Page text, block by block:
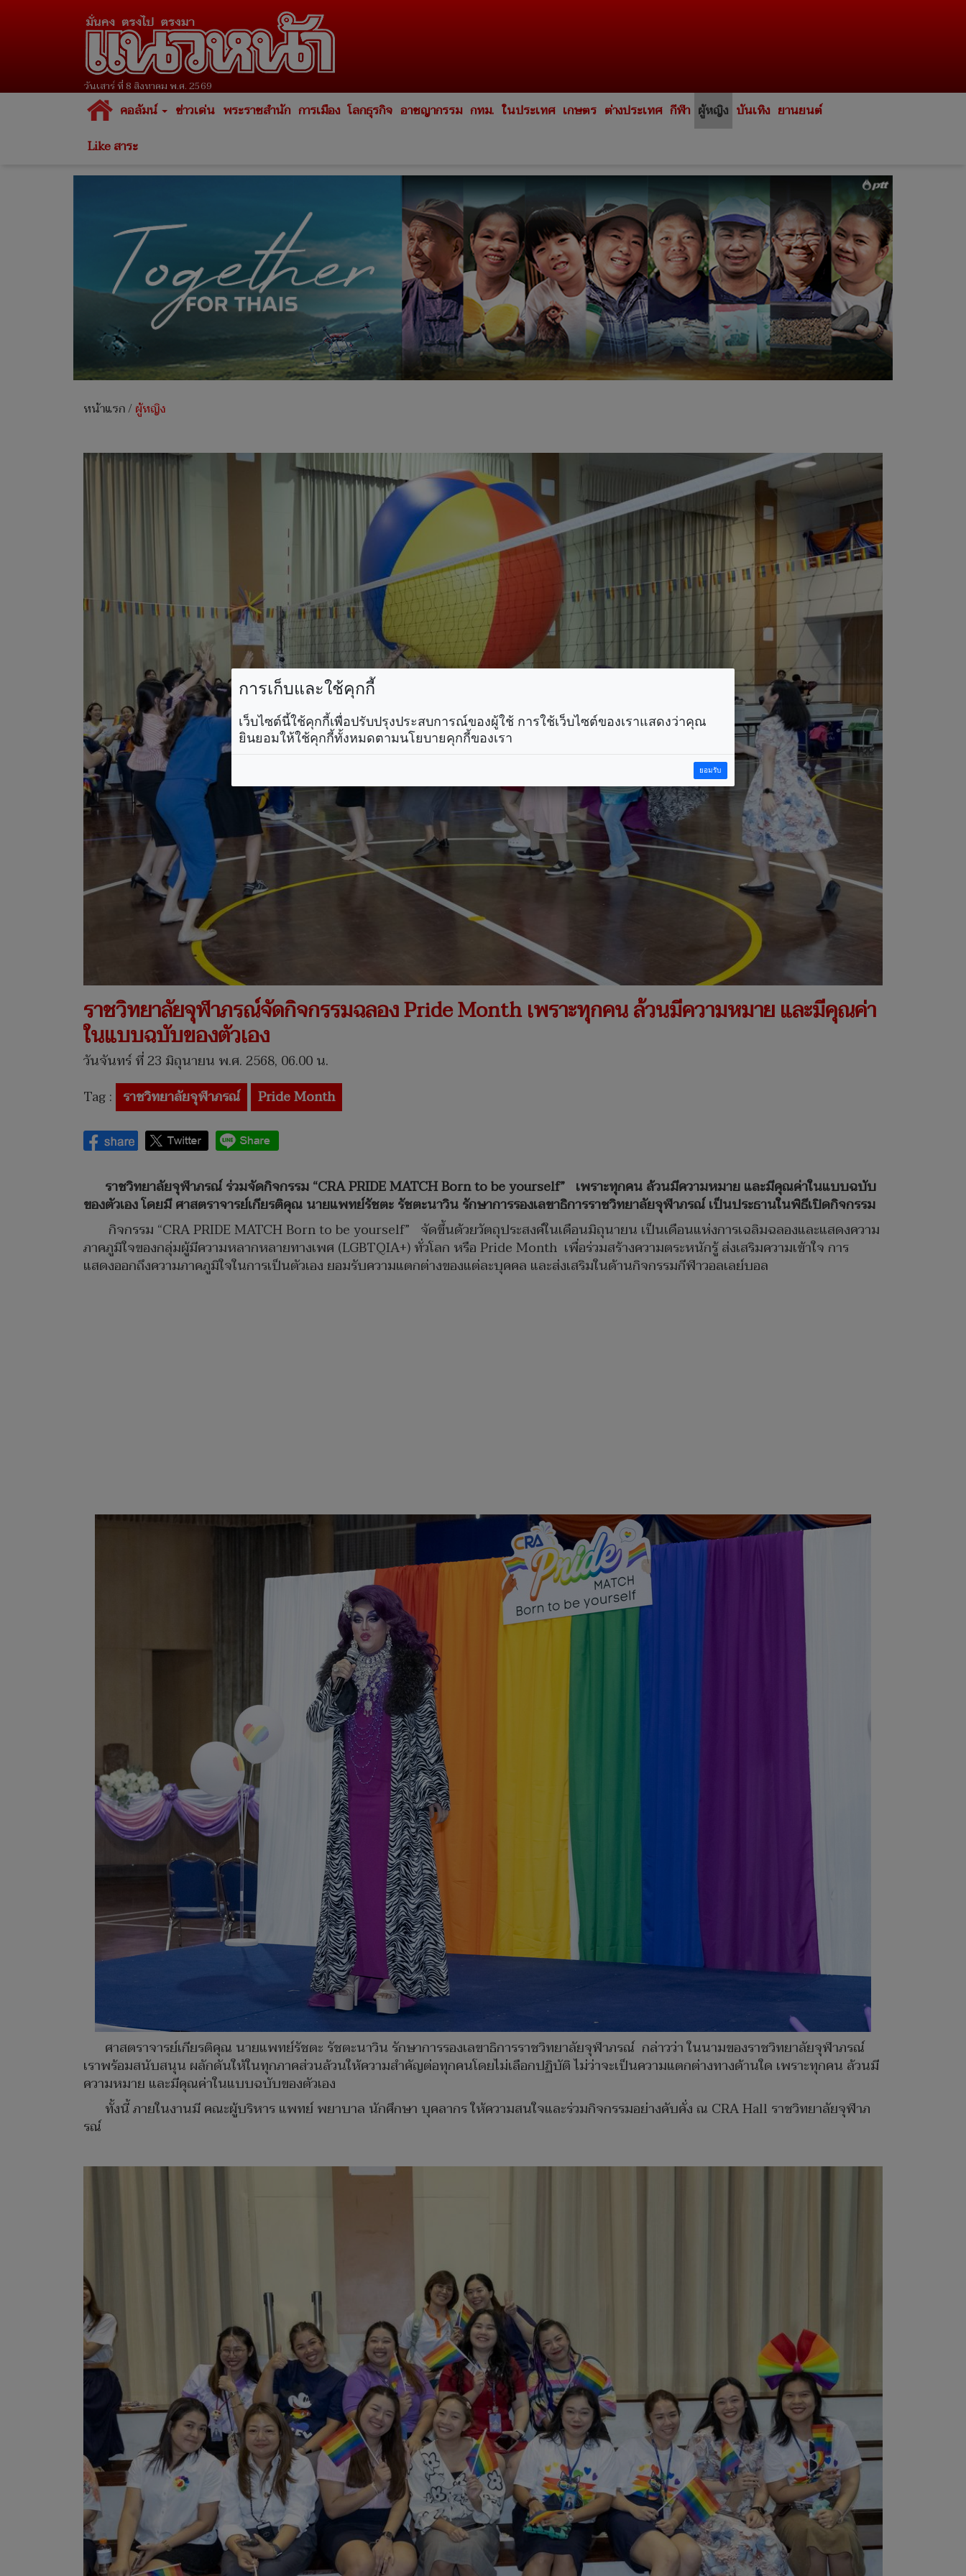
วันเสาร์ ที่ 8 สิงหาคม พ.ศ. 2569
คอลัมน์ ข่าวเด่น พระราชสำนัก การเมือง โลกธุรกิจ อาชญากรรม กทม. ในประเทศ เกษตร ต่างประเทศ กีฬา ผู้หญิง บันเทิง ยานยนต์
Like สาระ
หน้าแรก/ผู้หญิง
ราชวิทยาลัยจุฬาภรณ์จัดกิจกรรมฉลอง Pride Month เพราะทุกคน ล้วนมีความหมาย และมีคุณค่า
ในแบบฉบับของตัวเอง
วันจันทร์ ที่ 23 มิถุนายน พ.ศ. 2568, 06.00 น.
Tag : ราชวิทยาลัยจุฬาภรณ์ Pride Month
ราชวิทยาลัยจุฬาภรณ์ ร่วมจัดกิจกรรม “CRA PRIDE MATCH Born to be yourself” เพราะทุกคน ล้วนมีความหมาย และมีคุณค่าในแบบฉบับ
ของตัวเอง โดยมี ศาสตราจารย์เกียรติคุณ นายแพทย์รัชตะ รัชตะนาวิน รักษาการรองเลขาธิการราชวิทยาลัยจุฬาภรณ์ เป็นประธานในพิธีเปิดกิจกรรม
กิจกรรม “CRA PRIDE MATCH Born to be yourself” จัดขึ้นด้วยวัตถุประสงค์ในเดือนมิถุนายน เป็นเดือนแห่งการเฉลิมฉลองและแสดงความ
ภาคภูมิใจของกลุ่มผู้มีความหลากหลายทางเพศ (LGBTQIA+) ทั่วโลก หรือ Pride Month เพื่อร่วมสร้างความตระหนักรู้ ส่งเสริมความเข้าใจ การ
แสดงออกถึงความภาคภูมิใจในการเป็นตัวเอง ยอมรับความแตกต่างของแต่ละบุคคล และส่งเสริมในด้านกิจกรรมกีฬาวอลเลย์บอล
ศาสตราจารย์เกียรติคุณ นายแพทย์รัชตะ รัชตะนาวิน รักษาการรองเลขาธิการราชวิทยาลัยจุฬาภรณ์ กล่าวว่า ในนามของราชวิทยาลัยจุฬาภรณ์
เราพร้อมสนับสนุน ผลักดันให้ในทุกภาคส่วนล้วนให้ความสำคัญต่อทุกคนโดยไม่เลือกปฏิบัติ ไม่ว่าจะเป็นความแตกต่างทางด้านใด เพราะทุกคน ล้วนมี
ความหมาย และมีคุณค่าในแบบฉบับของตัวเอง
ทั้งนี้ ภายในงานมี คณะผู้บริหาร แพทย์ พยาบาล นักศึกษา บุคลากร ให้ความสนใจและร่วมกิจกรรมอย่างคับคั่ง ณ CRA Hall ราชวิทยาลัยจุฬาภ
รณ์
การเก็บและใช้คุกกี้
เว็บไซต์นี้ใช้คุกกี้เพื่อปรับปรุงประสบการณ์ของผู้ใช้ การใช้เว็บไซต์ของเราแสดงว่าคุณ
ยินยอมให้ใช้คุกกี้ทั้งหมดตามนโยบายคุกกี้ของเรา
ยอมรับ